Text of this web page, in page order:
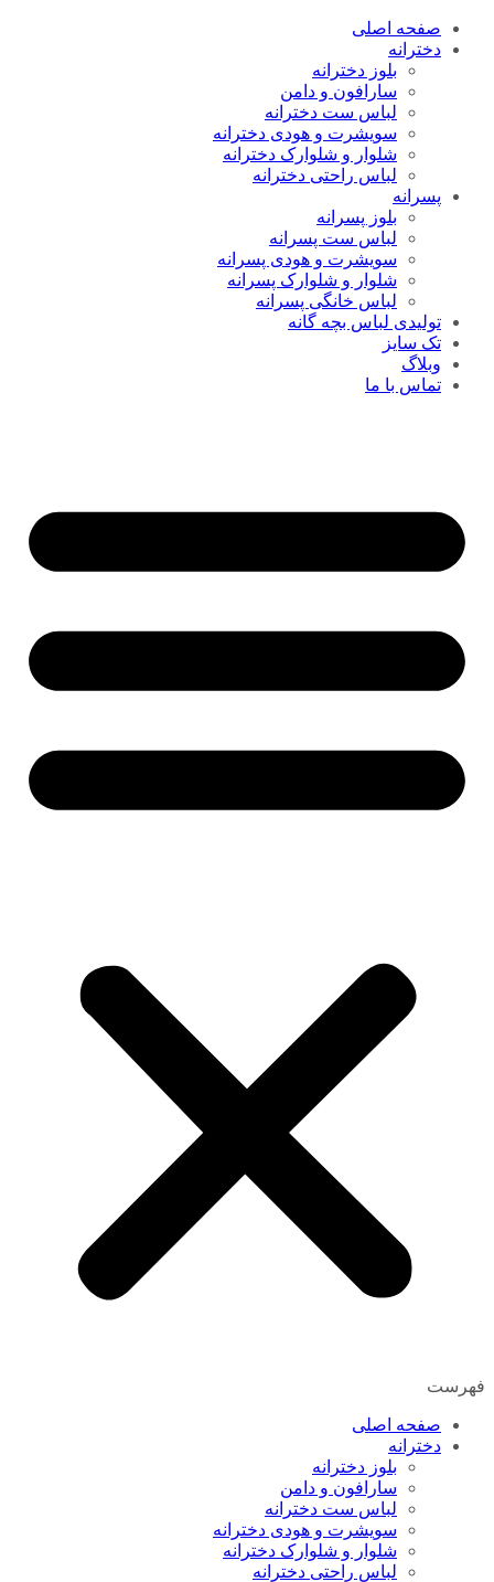
صفحه اصلی
دخترانه
بلوز دخترانه
سارافون و دامن
لباس ست دخترانه
سویشرت و هودی دخترانه
شلوار و شلوارک دخترانه
لباس راحتی دخترانه
پسرانه
بلوز پسرانه
لباس ست پسرانه
سویشرت و هودی پسرانه
شلوار و شلوارک پسرانه
لباس خانگی پسرانه
تولیدی لباس بچه گانه
تک سایز
وبلاگ
تماس با ما
فهرست
صفحه اصلی
دخترانه
بلوز دخترانه
سارافون و دامن
لباس ست دخترانه
سویشرت و هودی دخترانه
شلوار و شلوارک دخترانه
لباس راحتی دخترانه